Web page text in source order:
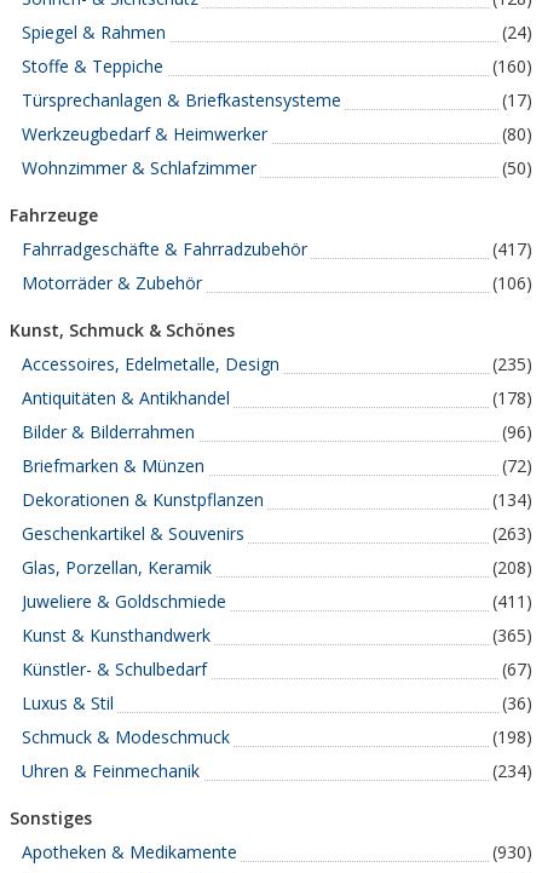
Spiegel & Rahmen
(24)
Stoffe & Teppiche
(160)
Türsprechanlagen & Briefkastensysteme
(17)
Werkzeugbedarf & Heimwerker
(80)
Wohnzimmer & Schlafzimmer
(50)
Fahrzeuge
Fahrradgeschäfte & Fahrradzubehör
(417)
Motorräder & Zubehör
(106)
Kunst, Schmuck & Schönes
Accessoires, Edelmetalle, Design
(235)
Antiquitäten & Antikhandel
(178)
Bilder & Bilderrahmen
(96)
Briefmarken & Münzen
(72)
Dekorationen & Kunstpflanzen
(134)
Geschenkartikel & Souvenirs
(263)
Glas, Porzellan, Keramik
(208)
Juweliere & Goldschmiede
(411)
Kunst & Kunsthandwerk
(365)
Künstler- & Schulbedarf
(67)
Luxus & Stil
(36)
Schmuck & Modeschmuck
(198)
Uhren & Feinmechanik
(234)
Sonstiges
Apotheken & Medikamente
(930)